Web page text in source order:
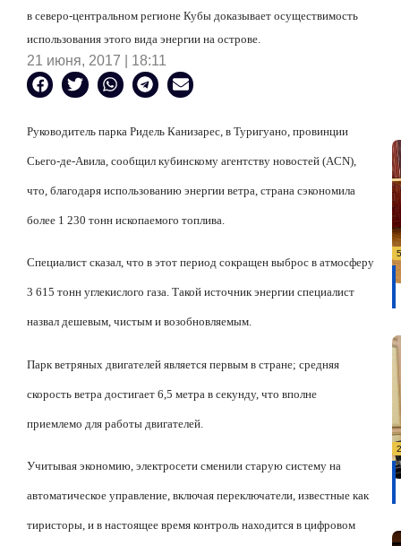
в северо-центральном регионе Кубы доказывает осуществимость
использования этого вида энергии на острове.
21 июня, 2017 | 18:11
Руководитель парка Ридель Канизарес, в Туригуано, провинции
Сьего-де-Авила, сообщил кубинскому агентству новостей (ACN),
что, благодаря использованию энергии ветра, страна сэкономила
более 1 230 тонн ископаемого топлива.
Специалист сказал, что в этот период сокращен выброс в атмосферу
3 615 тонн углекислого газа. Такой источник энергии специалист
назвал дешевым, чистым и возобновляемым.
Парк ветряных двигателей является первым в стране; средняя
скорость ветра достигает 6,5 метра в секунду, что вполне
приемлемо для работы двигателей.
Учитывая экономию, электросети сменили старую систему на
автоматическое управление, включая переключатели, известные как
тиристоры, и в настоящее время контроль находится в цифровом